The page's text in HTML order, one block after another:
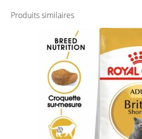
Produits similaires